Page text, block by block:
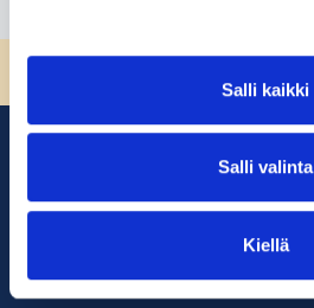
Salli kaikki
Salli valinta
Kiellä